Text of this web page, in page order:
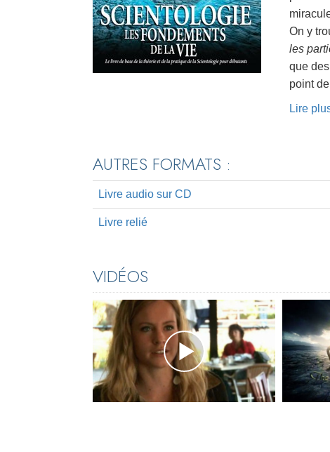
On y
les
que
point
Lire
AUTRES FORMATS :
Livre audio sur CD
Livre relié
VIDÉOS